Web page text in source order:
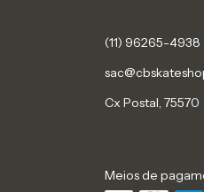
Cx Postal, 75570
Meios de